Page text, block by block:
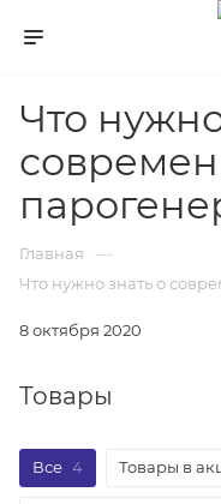
Что
Главная —
Что нужно знать о
8 октября 2020
Товары
Все 4 Товары в